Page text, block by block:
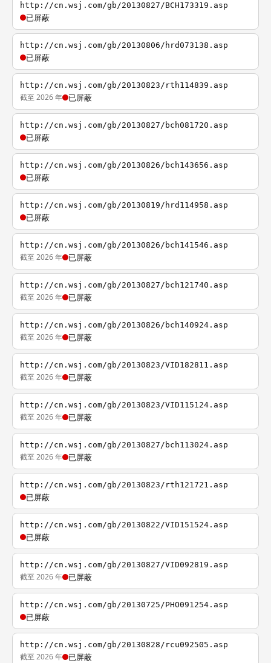
http://cn.wsj.com/gb/20130827/BCH173319.asp
已屏蔽
http://cn.wsj.com/gb/20130806/hrd073138.asp
已屏蔽
http://cn.wsj.com/gb/20130823/rth114839.asp
截至 2026 年 已屏蔽
http://cn.wsj.com/gb/20130827/bch081720.asp
已屏蔽
http://cn.wsj.com/gb/20130826/bch143656.asp
已屏蔽
http://cn.wsj.com/gb/20130819/hrd114958.asp
已屏蔽
http://cn.wsj.com/gb/20130826/bch141546.asp
截至 2026 年 已屏蔽
http://cn.wsj.com/gb/20130827/bch121740.asp
截至 2026 年 已屏蔽
http://cn.wsj.com/gb/20130826/bch140924.asp
截至 2026 年 已屏蔽
http://cn.wsj.com/gb/20130823/VID182811.asp
截至 2026 年 已屏蔽
http://cn.wsj.com/gb/20130823/VID115124.asp
截至 2026 年 已屏蔽
http://cn.wsj.com/gb/20130827/bch113024.asp
截至 2026 年 已屏蔽
http://cn.wsj.com/gb/20130823/rth121721.asp
已屏蔽
http://cn.wsj.com/gb/20130822/VID151524.asp
已屏蔽
http://cn.wsj.com/gb/20130827/VID092819.asp
截至 2026 年 已屏蔽
http://cn.wsj.com/gb/20130725/PHO091254.asp
已屏蔽
http://cn.wsj.com/gb/20130828/rcu092505.asp
截至 2026 年 已屏蔽